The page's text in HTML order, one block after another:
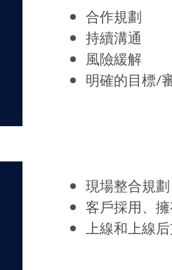
合作規劃
持續溝通
風險緩解
明確的目標/
現場整合規劃
客戶採用、
上線和上線